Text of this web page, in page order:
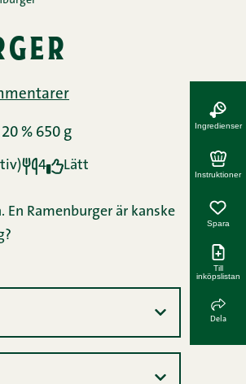
% 650 g
4 Lätt
En Ramenburger är kanske
Ingredienser
Instruktioner
Spara
Till
inköpslistan
Dela